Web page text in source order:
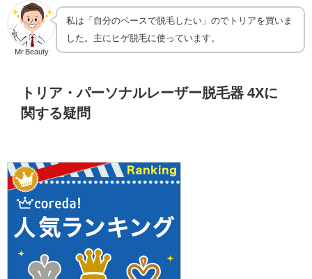
Mr.Beauty
私は「自分のペースで脱毛したい」のでトリアを買いま
した。主にヒゲ脱毛に使っています。
トリア・パーソナルレーザー脱毛器 4Xに
関する疑問